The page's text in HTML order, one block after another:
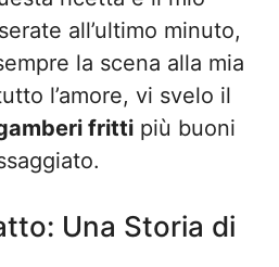
all’ultimo minuto,
la scena alla mia
l’amore, vi svelo il
fritti più buoni
Una Storia di